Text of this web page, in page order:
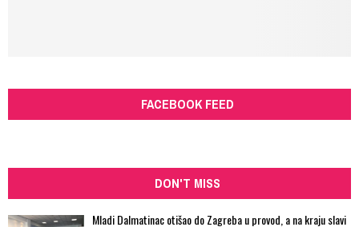
FACEBOOK FEED
DON'T MISS
Mladi Dalmatinac otišao do Zagreba u provod, a na kraju slavi